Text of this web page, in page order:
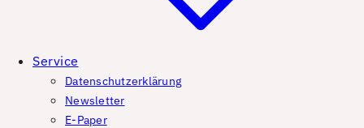
Service
Datenschutzerklärung
Newsletter
E-Paper